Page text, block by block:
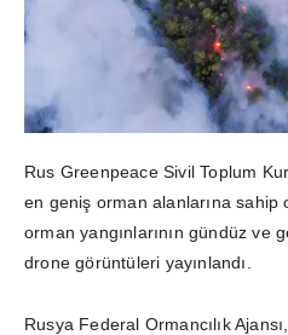
Rus Greenpeace Sivil Toplum
en geniş orman alanlarına sahip
orman yangınlarının gündüz ve
drone görüntüleri yayınlandı.
Rusya Federal Ormancılık